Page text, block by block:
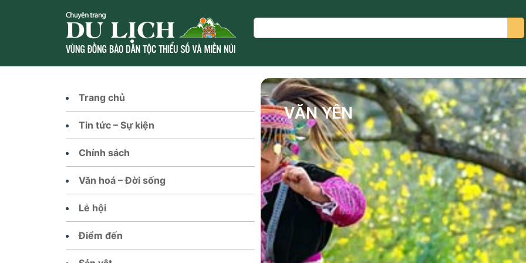
Search
Trang chủ
Tin tức – Sự kiện
Chính sách
Văn hoá – Đời sống
Lễ hội
Điểm đến
VĂN YÊN